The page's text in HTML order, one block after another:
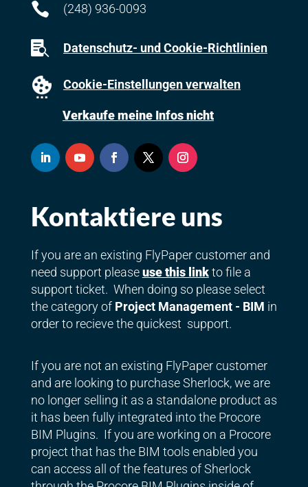
 (248) 936-0093
 Datenschutz- und Cookie-Richtlinien
Cookie-Einstellungen verwalten
Verkaufe meine Infos nicht
Kontaktiere uns
If you are an existing FlyPaper customer and
need support pleaseuse this linkto file a
support ticket. When doing so please select
the category of Project Management - BIM in
order to recieve the quickest support.
If you are not an existing FlyPaper customer
and are looking to purchase Sherlock, we are
no longer selling it as a standalone product as
it has been fully integrated into the Procore
BIM Plugins. If you are working on a Procore
project that has the BIM tools enabled you
can access all of the features of Sherlock